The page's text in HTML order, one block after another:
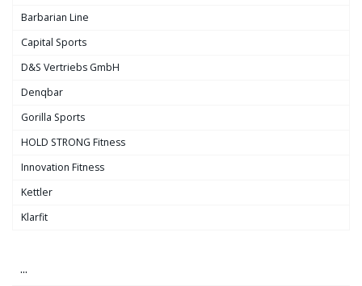
Barbarian Line
Capital Sports
D&S Vertriebs GmbH
Denqbar
Gorilla Sports
HOLD STRONG Fitness
Innovation Fitness
Kettler
Klarfit
...